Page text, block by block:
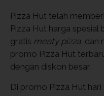
Pizza Hut telah
Pizza Hut harga
gratis meaty pizza, dan
promo Pizza Hut
dengan diskon besar.
Di promo Pizza Hut